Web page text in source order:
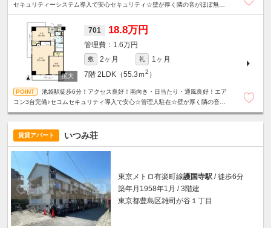
セキュリティーシステム導入で安心セキュリティ☆壁が厚く隣の音がほぼ無し
701 18.8万円
1.6万円
敷 2ヶ月 礼
1ヶ月
7階 2LDK（55.3ｍ2 ）
池袋駅徒歩6分！アクセス良好！南向き・日当たり・通風良好！エア
コン3台完備♪セコムセキュリティ導入で安心☆管理人駐在☆壁が厚く隣の音が
賃貸アパート いつみ荘
東京メトロ有楽町線護国寺駅 / 徒歩6分
築年月1958年1月 / 3階建
東京都豊島区雑司が谷１丁目